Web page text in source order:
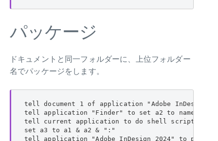
パッケージ
ドキュメントと同一フォルダーに、上位フォルダー
名でパッケージをします。
tell document 1 of application "Adobe InDesign
tell application "Finder" to set a2 to name of
tell current application to do shell script
set a3 to a1 & a2 & ":"
tell application "Adobe InDesign 2024" to